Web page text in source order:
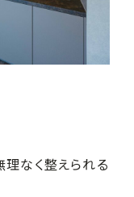
なく整えられる